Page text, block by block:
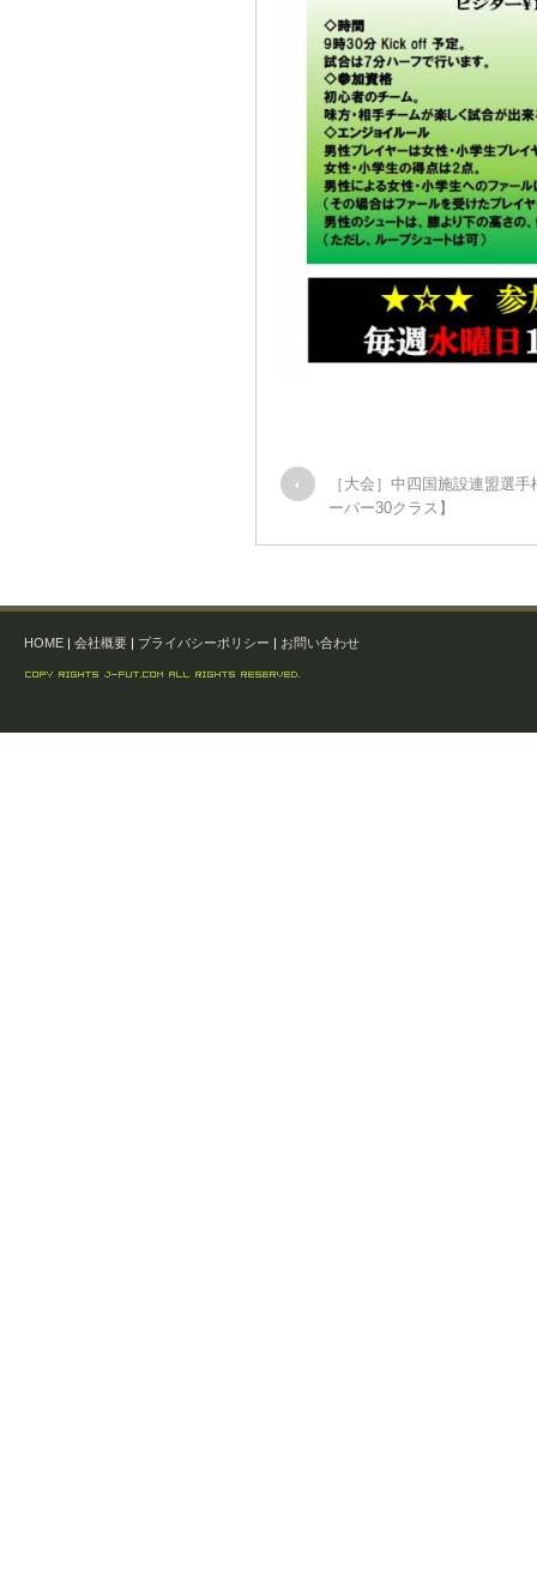
［大会］中四国施設連盟選
ーバー30クラス】
HOME | 会社概要 | プライバシーポリシー | お問い合わせ